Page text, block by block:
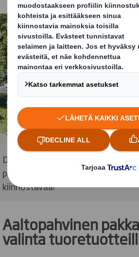
DS Smithin osastolla U75 on
pakkausautomaation lisäksi
kiinnostavaa!
Aaltopahvinen
valinta